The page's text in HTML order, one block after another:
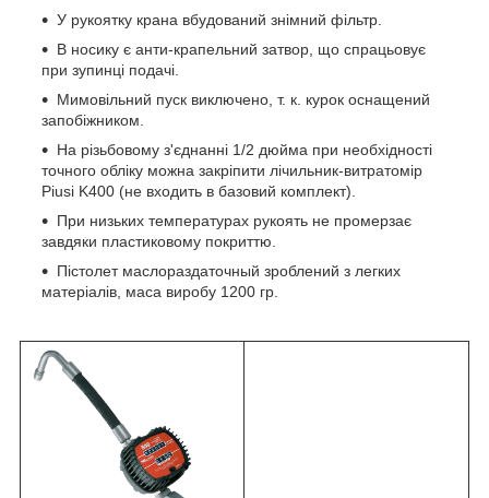
У рукоятку крана вбудований знімний фільтр.
В носику є анти-крапельний затвор, що спрацьовує
при зупинці подачі.
Мимовільний пуск виключено, т. к. курок оснащений
запобіжником.
На різьбовому з'єднанні 1/2 дюйма при необхідності
точного обліку можна закріпити лічильник-витратомір
Piusi K400 (не входить в базовий комплект).
При низьких температурах рукоять не промерзає
завдяки пластиковому покриттю.
Пістолет маслораздаточный зроблений з легких
матеріалів, маса виробу 1200 гр.